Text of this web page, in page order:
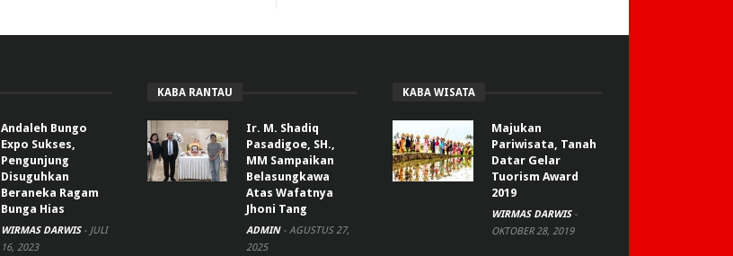
Andaleh Bungo
Expo Sukses,
Pengunjung
Disuguhkan
Beraneka Ragam
Bunga Hias
WIRMAS DARWIS - JULI
16, 2023
KABA RANTAU
Ir. M. Shadiq
Pasadigoe, SH.,
MM Sampaikan
Belasungkawa
Atas Wafatnya
Jhoni Tang
ADMIN - AGUSTUS 27,
2025
KABA WISATA
Majukan
Pariwisata, Tanah
Datar Gelar
Tuorism Award
2019
WIRMAS DARWIS -
OKTOBER 28, 2019